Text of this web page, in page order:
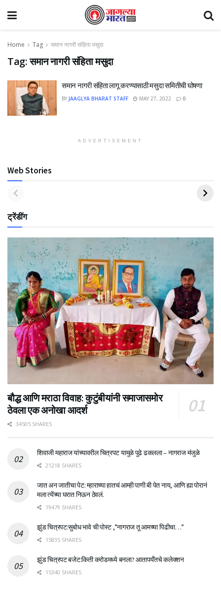
Home Tag समान नागरी संहिता मसुदा
Tag:समान नागरी संहिता मसुदा
समान नागरी संहिता लागू करण्यासाठी मसुदा समितीची घोषणा
BY JAAGLYA BHARAT STAFF MAY 27, 2022 0
ADVERTISEMENT
Web Stories
ट्रेंडींग
बौद्ध आणि मराठा विवाह: कुटुंबीयांनी समाजासमोर
ठेवला एक अनोखा आदर्श
34505 SHARES
शिवाजी महाराज यांच्यावरील चित्रपट यामुळे पुढे ढकलला – नागराज मंजुळे
21218 SHARES
जात अन जातीचा पेट: म्हाराच्या हातचं आम्ही पाणी बी पेत नाय, आणि ह्या पोरानं
मला त्येंच्या घरात निऊन ठेवलं.
19479 SHARES
झुंड चित्रपट:सुबोध भावे ची पोस्ट ,”नागराज तू आमच्या पिढीचा…”
15835 SHARES
झुंड चित्रपट बजेट:किती करोडमध्ये बनला? आतापर्यँतचे कलेक्शन
15340 SHARES